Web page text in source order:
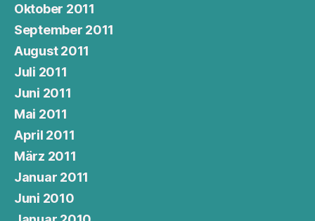
Oktober 2011
September 2011
August 2011
Juli 2011
Juni 2011
Mai 2011
April 2011
März 2011
Januar 2011
Juni 2010